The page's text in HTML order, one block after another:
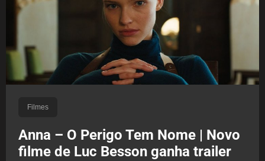
Filmes
Anna – O Perigo Tem Nome | Novo
filme de Luc Besson ganha trailer